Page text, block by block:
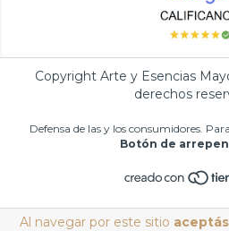
Al navegar por este sitio
Copyright Arte y Esencias
derechos
Defensa de las y los consumidores.
Botón de